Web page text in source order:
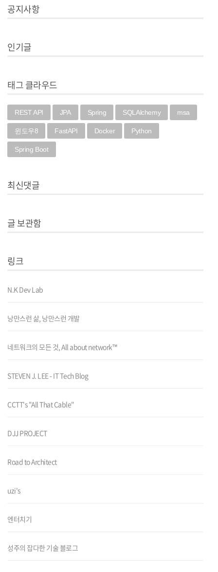
공지사항
인기글
태그 클라우드
REST API JPA Spring SQLAlchemy msa
윈도우8 FastAPI Docker Python
Spring Boot
최신댓글
글 보관함
링크
N.K Dev Lab
낭만스런 삶, 낭만스런 개발
네트워크의 모든 것, All about network™
STEVEN J. LEE - IT Tech Blog
CCTT's "All That Cable"
DJJ PROJECT
Road to Architect
uzi's
엔터치기
성주의 잡다한 기술 블로그